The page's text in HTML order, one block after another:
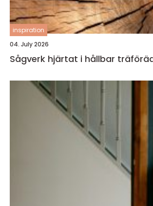
inspiration
04. July 2026
Sågverk hjärtat i hållbar